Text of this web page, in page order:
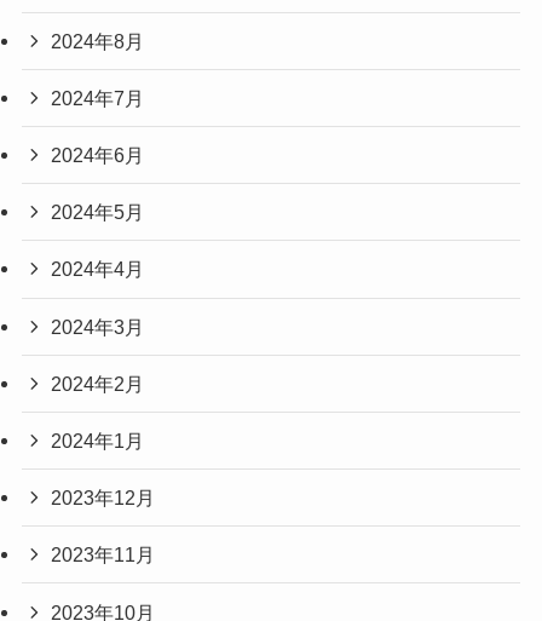
2024年8月
2024年7月
2024年6月
2024年5月
2024年4月
2024年3月
2024年2月
2024年1月
2023年12月
2023年11月
2023年10月